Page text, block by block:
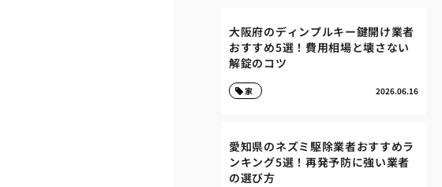
大阪府のディンプルキー鍵開け業者
おすすめ5選！費用相場と壊さない
解錠のコツ
2026.06.16
家
愛知県のネズミ駆除業者おすすめラ
ンキング5選！再発予防に強い業者
の選び方